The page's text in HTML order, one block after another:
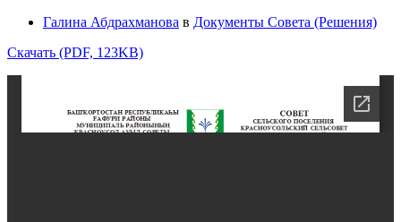
Галина Абдрахманова в Документы Совета (Решения)
Скачать (PDF, 123KB)